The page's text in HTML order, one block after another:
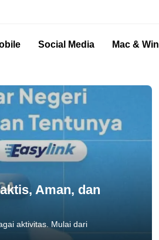
Social Media Mac & Win
Aman, dan
aktivitas. Mulai dari